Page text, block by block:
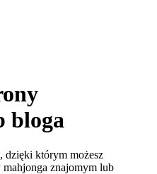
bloga
dzięki którym możesz
znajomym lub